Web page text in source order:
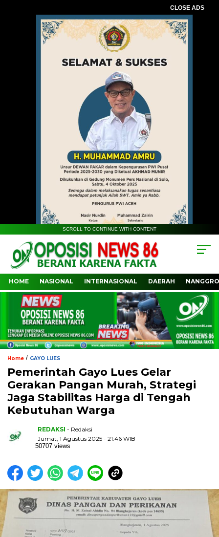
CLOSE ADS
SCROLL TO CONTINUE WITH CONTENT
HOME NASIONAL INTERNASIONAL DAERAH
Home / GAYO LUES
Pemerintah Gayo Lues Gelar
Gerakan Pangan Murah, Strategi
Jaga Stabilitas Harga di Tengah
Kebutuhan Warga
REDAKSI - Redaksi
Jumat, 1 Agustus 2025 - 21:46 WIB
50707 views